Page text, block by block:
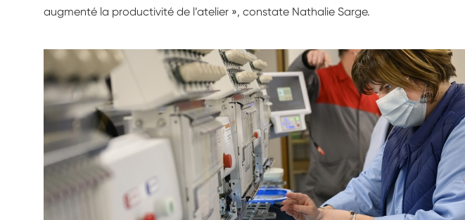
augmenté la productivité de l’atelier », constate Nathalie Sarge.